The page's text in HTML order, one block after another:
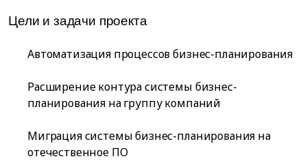
Цели и задачи проекта
Автоматизация процессов бизнес-планирования
Расширение контура системы бизнес-
планирования на группу компаний
Миграция системы бизнес-планирования на
отечественное ПО